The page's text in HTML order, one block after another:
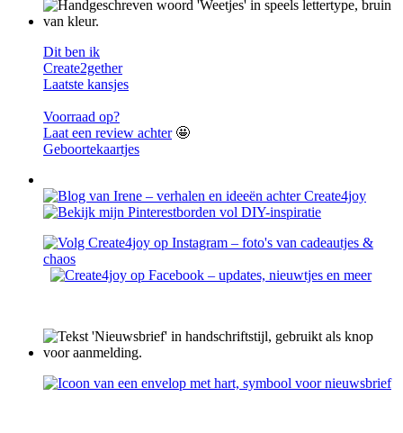
Dit ben ik
Create2gether
Laatste kansjes
Voorraad op?
Laat een review achter🤩
Geboortekaartjes